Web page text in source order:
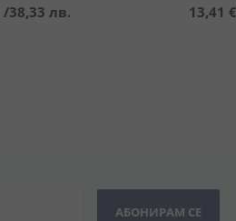
/38,33 лв. 13,41 €
АБОНИРАМ СЕ